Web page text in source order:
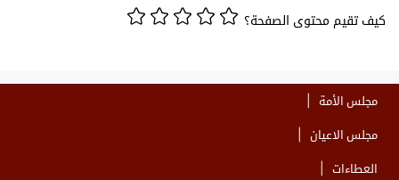
كيف تقيم محتوى الصفحة؟
مجلس الأمة
مجلس الاعيان
العطاءات